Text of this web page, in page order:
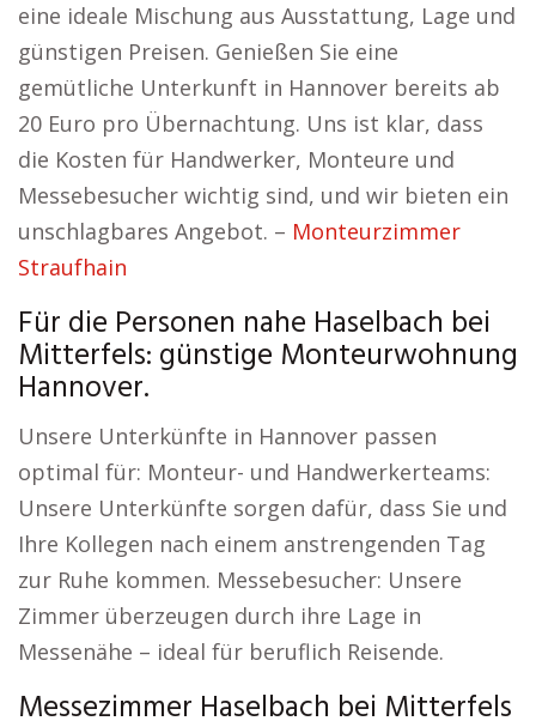
eine ideale Mischung aus Ausstattung, Lage und
günstigen Preisen. Genießen Sie eine
gemütliche Unterkunft in Hannover bereits ab
20 Euro pro Übernachtung. Uns ist klar, dass
die Kosten für Handwerker, Monteure und
Messebesucher wichtig sind, und wir bieten ein
unschlagbares Angebot. – Monteurzimmer
Straufhain
Für die Personen nahe Haselbach bei
Mitterfels: günstige Monteurwohnung
Hannover.
Unsere Unterkünfte in Hannover passen
optimal für: Monteur- und Handwerkerteams:
Unsere Unterkünfte sorgen dafür, dass Sie und
Ihre Kollegen nach einem anstrengenden Tag
zur Ruhe kommen. Messebesucher: Unsere
Zimmer überzeugen durch ihre Lage in
Messenähe – ideal für beruflich Reisende.
Messezimmer Haselbach bei Mitterfels